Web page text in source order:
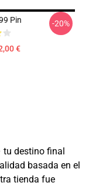
Pin
€
-20%
destino final
basada en el
tienda fue